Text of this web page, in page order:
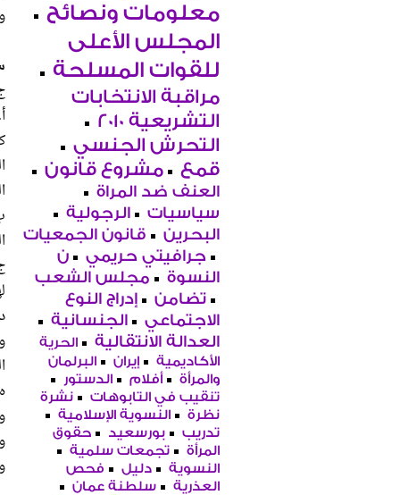
معلومات ونصائح
المجلس الأعلى
للقوات المسلحة
مراقبة الانتخابات
التشريعية 2010
التحرش الجنسي
قمع
مشروع قانون
العنف ضد المراة
سياسيات
الرجولية
البحرين
قانون الجمعيات
جرافيتي حريمي
ن
النسوة
مجلس الشعب
تضامن
إدراج النوع
الاجتماعي
الجنسانية
العدالة الانتقالية
الحرية
الأكاديمية
إيران
البرلمان
والمرأة
أفلام
الدستور
تنقيب في التابوهات
نشرة
نظرة
النسوية الإسلامية
تدريب
بورسعيد
حقوق
المرأة
تجمعات سلمية
النسوية
دليل
فحص
العذرية
سلطنة عمان
س3.